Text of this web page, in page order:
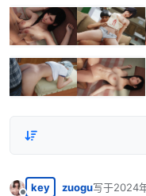
key zuogu写于2024